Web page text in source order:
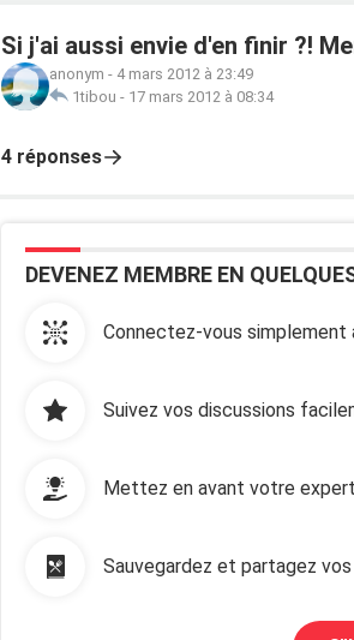
Si j'ai aussi envie d'en finir ?!
anonym - 4 mars 2012 à 23:49
1tibou - 17 mars 2012 à 08:34
4 réponses
DEVENEZ MEMBRE EN
Connectez-vous
Suivez vos discussions
Mettez en avant votre
Sauvegardez et partagez